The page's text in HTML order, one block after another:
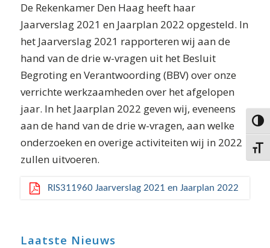
Kies
De Rekenkamer Den Haag heeft haar
Jaarverslag 2021 en Jaarplan 2022 opgesteld. In
het Jaarverslag 2021 rapporteren wij aan de
hand van de drie w-vragen uit het Besluit
Begroting en Verantwoording (BBV) over onze
verrichte werkzaamheden over het afgelopen
jaar. In het Jaarplan 2022 geven wij, eveneens
aan de hand van de drie w-vragen, aan welke
onderzoeken en overige activiteiten wij in 2022
zullen uitvoeren.
RIS311960 Jaarverslag 2021 en Jaarplan 2022
Laatste Nieuws